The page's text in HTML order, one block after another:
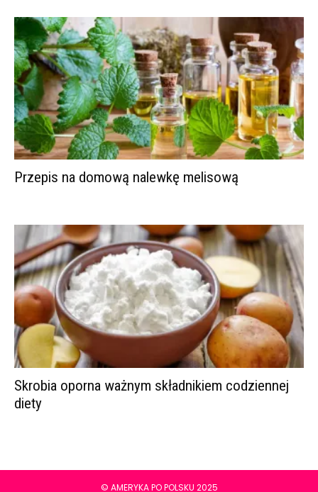
Przepis na domową nalewkę melisową
Skrobia oporna ważnym składnikiem codziennej
diety
© AMERYKA PO POLSKU 2025